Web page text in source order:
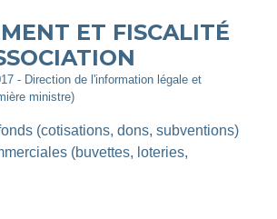
ET FISCALITÉ
- Direction de l'information légale et
ministre)
(cotisations, dons, subventions)
(buvettes, loteries,